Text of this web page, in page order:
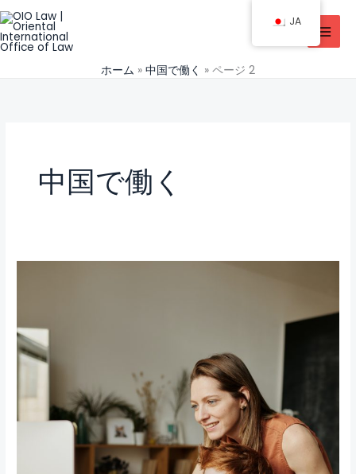
コ
ン
テ
ホーム 中国で働く ページ 2
中国で働く
中
国
JA